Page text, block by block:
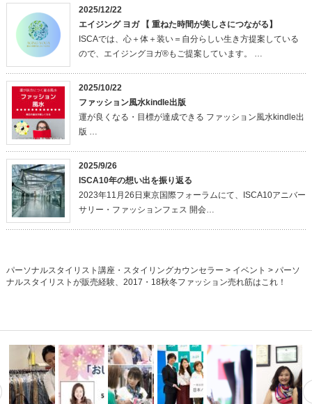
2025/12/22
エイジング ヨガ 【 重ねた時間が美しさにつながる】
ISCAでは、心＋体＋装い＝自分らしい生き方提案している
ので、エイジングヨガ®もご提案しています。 …
2025/10/22
ファッション風水kindle出版
運が良くなる・目標が達成できる ファッション風水kindle出
版 …
2025/9/26
ISCA10年の想い出を振り返る
2023年11月26日東京国際フォーラムにて、ISCA10アニバー
サリー・ファッションフェス 開会…
パーソナルスタイリスト講座・スタイリングカウンセラー > イベント > パーソ
ナルスタイリストが販売経験、2017・18秋冬ファッション売れ筋はこれ！